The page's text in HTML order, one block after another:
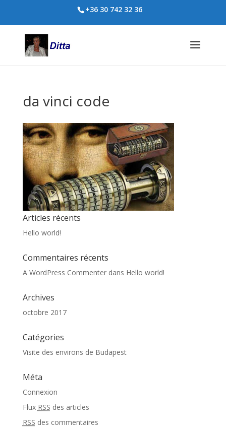
+36 30 742 32 36
da vinci code
Articles récents
Hello world!
Commentaires récents
A WordPress Commenterdans Hello world!
Archives
octobre 2017
Catégories
Visite des environs de Budapest
Méta
Connexion
Flux RSS des articles
RSS des commentaires